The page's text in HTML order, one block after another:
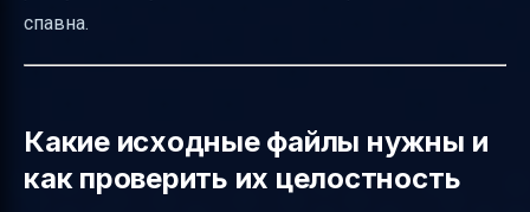
Примерный чек-лист команд для новичка
спавна
спавна.
Какие исходные файлы нужны и
как проверить их целостность